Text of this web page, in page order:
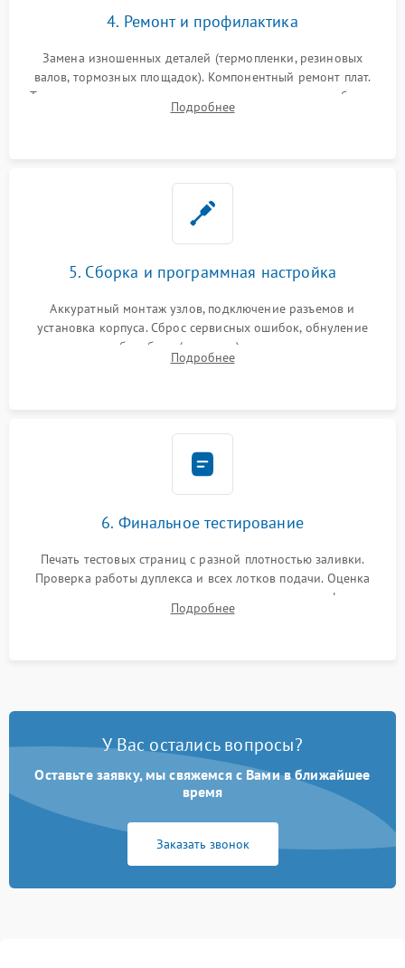
4. Ремонт и профилактика
Замена изношенных деталей (термопленки, резиновых
валов, тормозных площадок). Компонентный ремонт плат.
Тщательная очистка тракта печати, контактов и линз блока
лазера (LSU) от просыпанного тонера и пыли.
Подробнее
5. Сборка и программная настройка
Аккуратный монтаж узлов, подключение разъемов и
установка корпуса. Сброс сервисных ошибок, обнуление
счетчиков абсорбера (памперса) или узла переноса,
обновление прошивки и программная калибровка аппарата.
Подробнее
6. Финальное тестирование
Печать тестовых страниц с разной плотностью заливки.
Проверка работы дуплекса и всех лотков подачи. Оценка
качества запекания тонера и полное отсутствие дефектов
изображения перед выдачей готового устройства.
Подробнее
У Вас остались вопросы?
Оставьте заявку, мы свяжемся с Вами в ближайшее
время
Заказать звонок